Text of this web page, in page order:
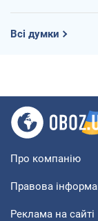
Всі думки
Про компанію
Правова
Реклама на сайті